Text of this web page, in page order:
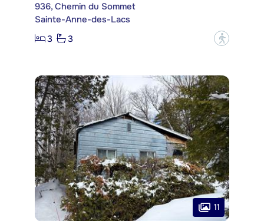
936, Chemin du Sommet
Sainte-Anne-des-Lacs
3
3 ?
11